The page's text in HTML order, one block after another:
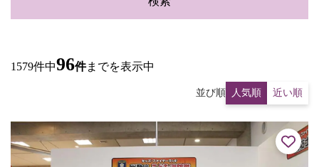
1579件中96件までを表示中
並び順 人気順 近い順